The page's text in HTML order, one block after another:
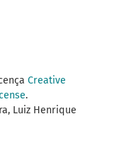
Creative
.
Luiz Henrique